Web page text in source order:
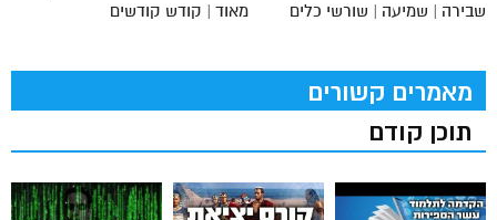
מאוד | קודש קודשים
שבירה | שמיעה | שורשי כלים
מאמרים קשורים
תוכן קודם